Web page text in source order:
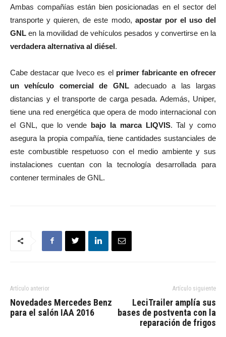
Ambas compañías están bien posicionadas en el sector del
transporte y quieren, de este modo, apostar por el uso del
GNL en la movilidad de vehículos pesados y convertirse en la
verdadera alternativa al diésel.
Cabe destacar que Iveco es el primer fabricante en ofrecer
un vehículo comercial de GNLadecuado a las largas
distancias y el transporte de carga pesada. Además, Uniper,
tiene una red energética que opera de modo internacional con
el GNL, que lo vende bajo la marca LIQVIS. Tal y como
asegura la propia compañía, tiene cantidades sustanciales de
este combustible respetuoso con el medio ambiente y sus
instalaciones cuentan con la tecnología desarrollada para
contener terminales de GNL.
Artículo anterior
Novedades Mercedes Benz
para el salón IAA 2016
Artículo siguiente
LeciTrailer amplía sus
bases de postventa con la
reparación de frigos